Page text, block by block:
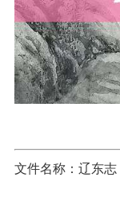
文件名称：辽东志